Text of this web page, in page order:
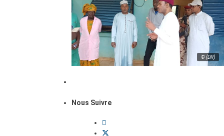
© (DR)
Nous Suivre